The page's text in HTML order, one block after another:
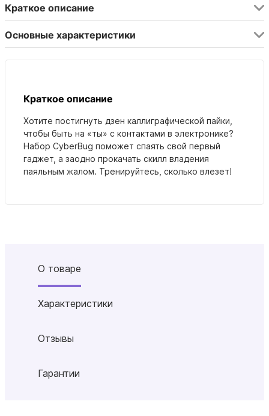
Краткое описание
Основные характеристики
Краткое описание
Хотите постигнуть дзен каллиграфической пайки,
чтобы быть на «ты» с контактами в электронике?
Набор CyberBug поможет спаять свой первый
гаджет, а заодно прокачать скилл владения
паяльным жалом. Тренируйтесь, сколько влезет!
О товаре
Характеристики
Отзывы
Гарантии